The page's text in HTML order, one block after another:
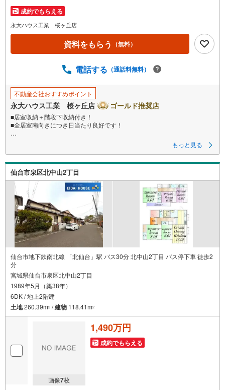
イ
ペ
ー
に
成約でもらえる
永大ハウス工業 桜ヶ丘店
資料をもらう （無料）
電話する （通話料無料）
不動産会社おすすめポイント
永大ハウス工業 桜ヶ丘店 ゴールド推奨店
■居室収納＋階段下収納付き！
■全居室南向きにつき日当たり良好です！
仙台市を中心に宮城県内の多数店舗で展開中！こちらでは当社の強みを大
きく2つに分けてご紹介！
1.
＜豊富な不動産知識＞
戸建・マンション・土地...と種別を問わず不動産を取り扱っております。
更に教育施設や商業施設、子育て環境や行政などの地域情報を総合し、お
客様により良い物件選びをして頂けるよう、しっかりとサポートさせて頂
きます。
2.＜経験豊富なスタッフ＞
当社では【購入】【売却】【引っ越し】【リフォーム】など住宅に関する
様々なご質問はもちろん、ご購入時に気になる住宅ローン各種税金につい
ても、誠心誠意ご説明させて頂きます。
各店舗ではキッズスペースも完備！お子様連れのご家族様で是非お越しく
ださい。
営業時間:10:00～18:00（定休日火・水曜日※店舗により変動あり）
現地のご案内も可能ですので、どうぞお気軽にお問い合わせください！
もっと見る
仙台市泉区北中山2丁目
仙台市地下鉄南北線 「北仙台」駅 バス30分 北中山2丁目 バス停下車 徒歩2
分
宮城県仙台市泉区北中山2丁目
1989年5月（築38年）
6DK / 地上2階建
土地260.39m2 /建物 118.41m2
画像7枚
1,490万円
成約でもらえる